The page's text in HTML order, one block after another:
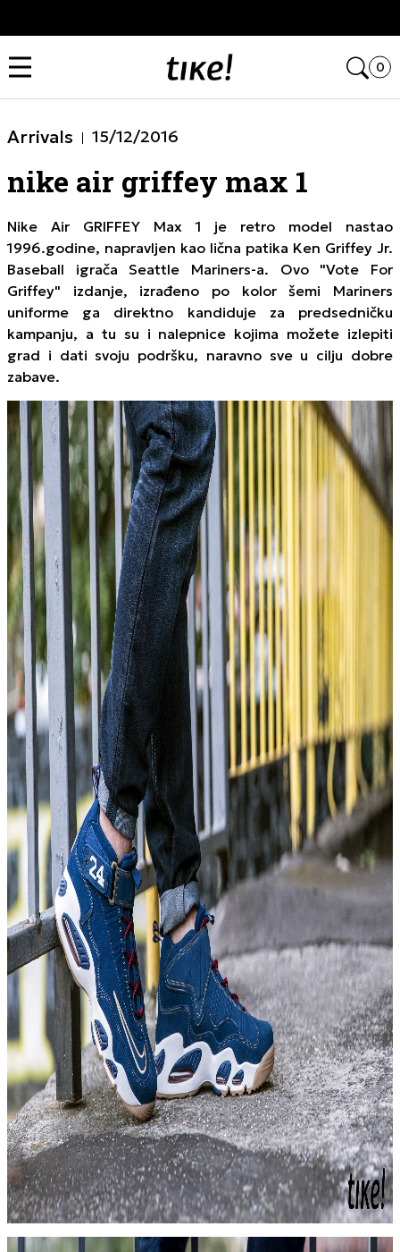
0
Arrivals 15/12/2016
nike air griffey max 1
Nike Air GRIFFEY Max 1 je retro model nastao
1996.godine, napravljen kao lična patika Ken Griffey Jr.
Baseball igrača Seattle Mariners-a. Ovo "Vote For
Griffey" izdanje, izrađeno po kolor šemi Mariners
uniforme ga direktno kandiduje za predsedničku
kampanju, a tu su i nalepnice kojima možete izlepiti
grad i dati svoju podršku, naravno sve u cilju dobre
zabave.